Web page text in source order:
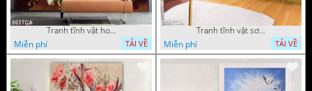
Tranh tĩnh vật hoa quả decor phòng khách in uv
Miễn phí
TẢI VỀ
Tranh tĩnh vật sơn dầu nước ngoài trang trí phòng bếp
Miễn phí
TẢI VỀ